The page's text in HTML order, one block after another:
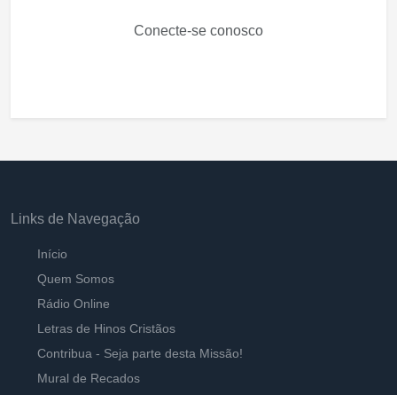
Conecte-se conosco
Links de Navegação
Início
Quem Somos
Rádio Online
Letras de Hinos Cristãos
Contribua - Seja parte desta Missão!
Mural de Recados